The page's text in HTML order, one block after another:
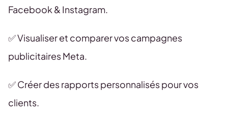
Facebook & Instagram.
✅ Visualiser et comparer vos campagnes
publicitaires Meta.
✅ Créer des rapports personnalisés pour vos
clients.